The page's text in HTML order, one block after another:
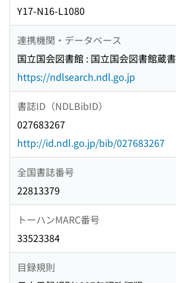
Y17-N16-L1080
連携機関・データベース
国立国会図書館 : 国立国会図書館蔵書
https://ndlsearch.ndl.go.jp
書誌ID（NDLBibID）
027683267
http://id.ndl.go.jp/bib/027683267
全国書誌番号
22813379
トーハンMARC番号
33523384
目録規則